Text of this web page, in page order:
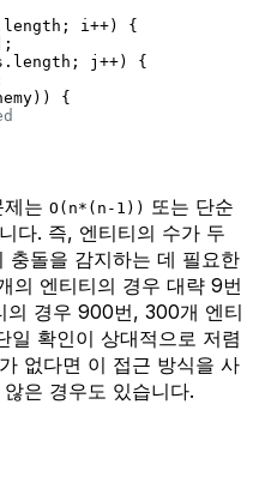
length ; i++) {
length ; j++) {
{
는 O(n*(n-1))
또는 단순
다. 즉, 엔티티의 수가 두
충돌을 감지하는 데 필요한
의 엔티티의 경우 대략 9번
의 경우 900번, 300개 엔티
확인이 상대적으로 저렴
없다면 이 접근 방식을 사
은 경우도 있습니다.